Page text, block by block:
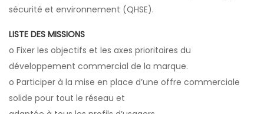
sécurité et environnement (QHSE).
LISTE DES MISSIONS
o Fixer les objectifs et les axes prioritaires du
développement commercial de la marque.
o Participer à la mise en place d’une offre commerciale
solide pour tout le réseau et